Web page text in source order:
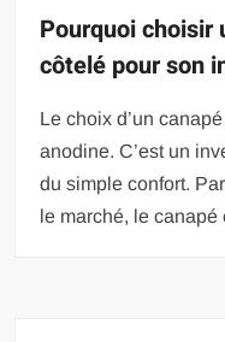
Pourquoi choisir
côtelé pour son
Le choix d’un
anodine. C’est un
du simple confort.
le marché, le canapé